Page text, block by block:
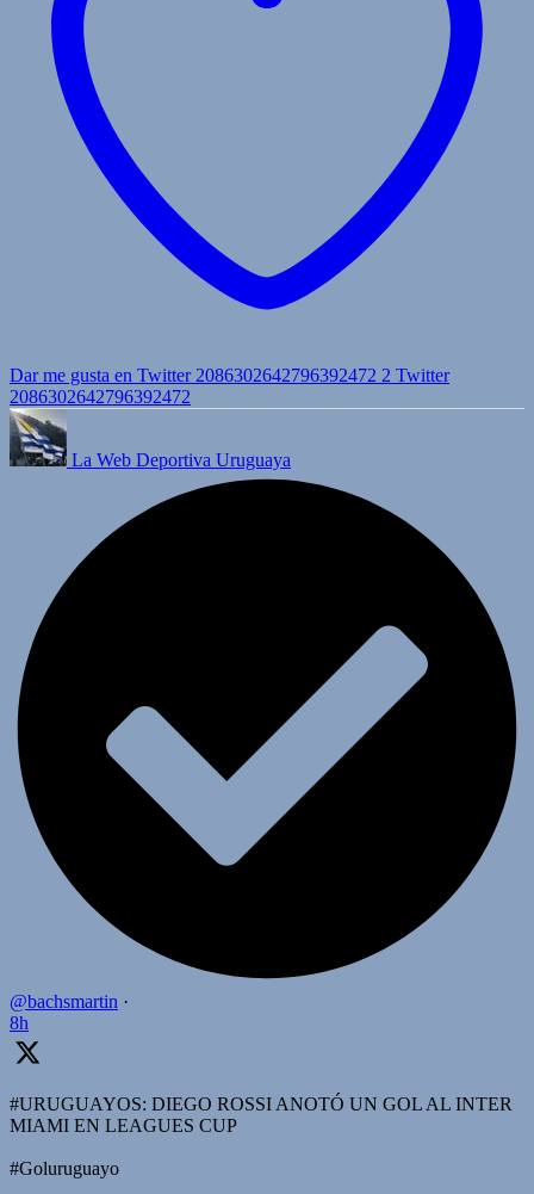
Dar me gusta en Twitter 2086302642796392472 2 Twitter
2086302642796392472
La Web Deportiva Uruguaya
@bachsmartin ·
8h
#URUGUAYOS: DIEGO ROSSI ANOTÓ UN GOL AL INTER
MIAMI EN LEAGUES CUP
#Goluruguayo